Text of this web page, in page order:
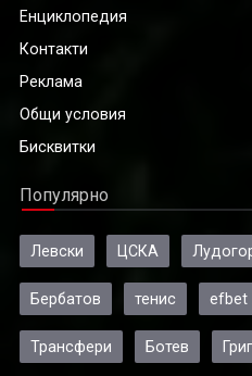
Енциклопедия
Контакти
Реклама
Общи условия
Бисквитки
Популярно
Левски ЦСКА
Бербатов тенис efbet
Трансфери Ботев